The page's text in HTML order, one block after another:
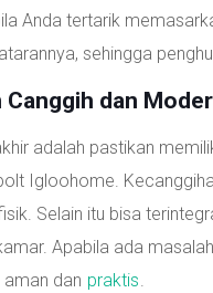
Anda tertarik
sehingga
dan
adalah pastikan
Igloohome.
Selain itu bisa
Apabila ada
dan praktis.